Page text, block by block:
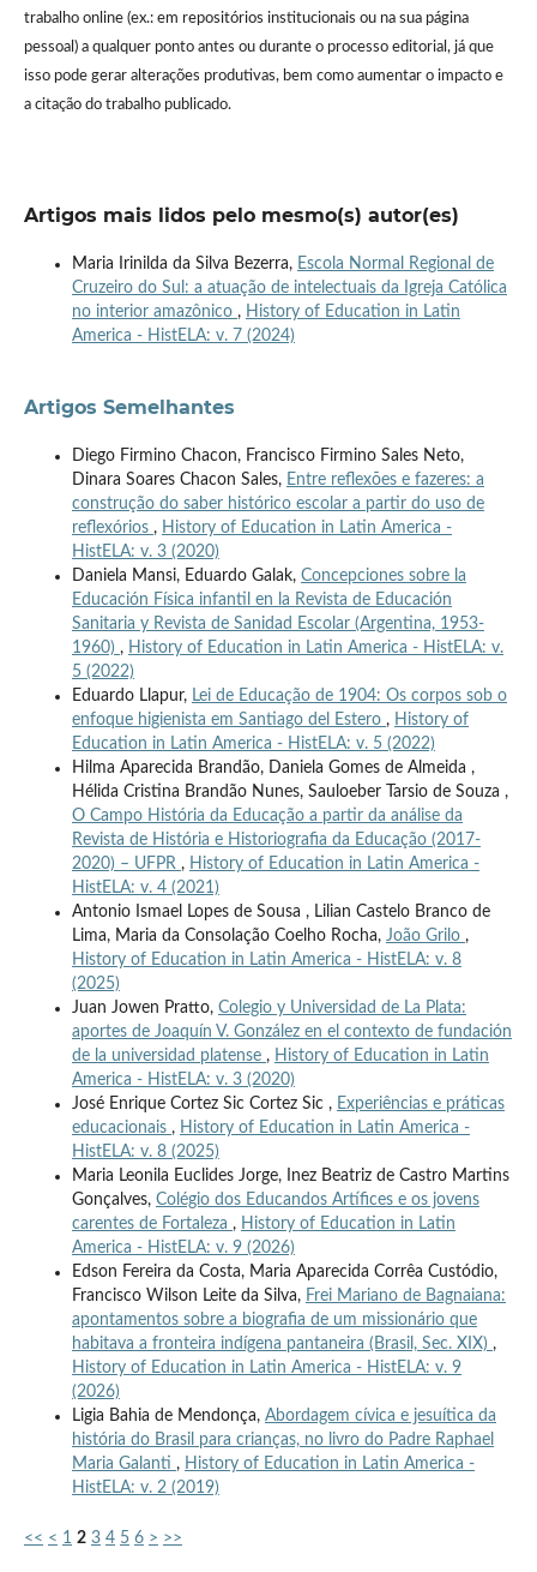
trabalho online (ex.: em repositórios institucionais ou na sua página
pessoal) a qualquer ponto antes ou durante o processo editorial, já que
isso pode gerar alterações produtivas, bem como aumentar o impacto e
a citação do trabalho publicado.
Artigos mais lidos pelo mesmo(s) autor(es)
Maria Irinilda da Silva Bezerra, Escola Normal Regional de
Cruzeiro do Sul: a atuação de intelectuais da Igreja Católica
no interior amazônico , History of Education in Latin
America - HistELA: v. 7 (2024)
Artigos Semelhantes
Diego Firmino Chacon, Francisco Firmino Sales Neto,
Dinara Soares Chacon Sales, Entre reflexões e fazeres: a
construção do saber histórico escolar a partir do uso de
reflexórios , History of Education in Latin America -
HistELA: v. 3 (2020)
Daniela Mansi, Eduardo Galak, Concepciones sobre la
Educación Física infantil en la Revista de Educación
Sanitaria y Revista de Sanidad Escolar (Argentina, 1953-
1960) , History of Education in Latin America - HistELA: v.
5 (2022)
Eduardo Llapur, Lei de Educação de 1904: Os corpos sob o
enfoque higienista em Santiago del Estero , History of
Education in Latin America - HistELA: v. 5 (2022)
Hilma Aparecida Brandão, Daniela Gomes de Almeida ,
Hélida Cristina Brandão Nunes, Sauloeber Tarsio de Souza ,
O Campo História da Educação a partir da análise da
Revista de História e Historiografia da Educação (2017-
2020) – UFPR , History of Education in Latin America -
HistELA: v. 4 (2021)
Antonio Ismael Lopes de Sousa , Lilian Castelo Branco de
Lima, Maria da Consolação Coelho Rocha, João Grilo ,
History of Education in Latin America - HistELA: v. 8
(2025)
Juan Jowen Pratto, Colegio y Universidad de La Plata:
aportes de Joaquín V. González en el contexto de fundación
de la universidad platense , History of Education in Latin
America - HistELA: v. 3 (2020)
José Enrique Cortez Sic Cortez Sic , Experiências e práticas
educacionais , History of Education in Latin America -
HistELA: v. 8 (2025)
Maria Leonila Euclides Jorge, Inez Beatriz de Castro Martins
Gonçalves, Colégio dos Educandos Artífices e os jovens
carentes de Fortaleza , History of Education in Latin
America - HistELA: v. 9 (2026)
Edson Fereira da Costa, Maria Aparecida Corrêa Custódio,
Francisco Wilson Leite da Silva, Frei Mariano de Bagnaiana:
apontamentos sobre a biografia de um missionário que
habitava a fronteira indígena pantaneira (Brasil, Sec. XIX) ,
History of Education in Latin America - HistELA: v. 9
(2026)
Ligia Bahia de Mendonça, Abordagem cívica e jesuítica da
história do Brasil para crianças, no livro do Padre Raphael
Maria Galanti , History of Education in Latin America -
HistELA: v. 2 (2019)
<< < 1 2 3 4 5 6 > >>